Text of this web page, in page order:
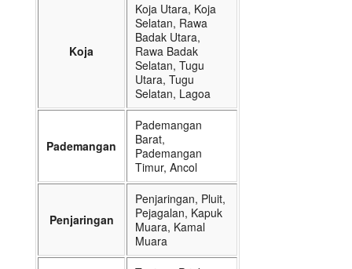
Koja
Koja Utara, Koja
Selatan, Rawa
Badak Utara,
Rawa Badak
Selatan, Tugu
Utara, Tugu
Selatan, Lagoa
Pademangan
Pademangan
Barat,
Pademangan
Timur, Ancol
Penjaringan
Penjaringan, Pluit,
Pejagalan, Kapuk
Muara, Kamal
Muara